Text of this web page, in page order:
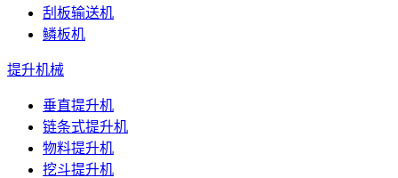
刮板输送机
鳞板机
提升机械
垂直提升机
链条式提升机
物料提升机
挖斗提升机